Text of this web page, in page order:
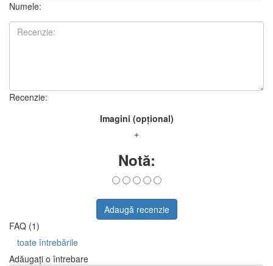
Numele:
Recenzie:
Imagini (opțional)
+
Notă:
Adaugă recenzie
FAQ (1)
toate întrebările
Adăugați o întrebare